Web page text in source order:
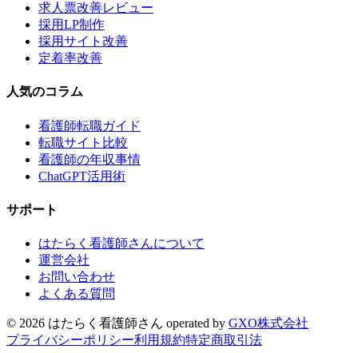
求人票改善レビュー
採用LP制作
採用サイト改善
定着率改善
人気のコラム
看護師転職ガイド
転職サイト比較
看護師の年収事情
ChatGPT活用術
サポート
はたらく看護師さんについて
運営会社
お問い合わせ
よくある質問
© 2026 はたらく看護師さん operated by GXO株式会社
プライバシーポリシー利用規約特定商取引法